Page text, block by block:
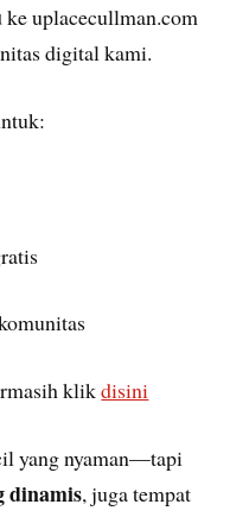
ke uplacecullman.com
digital kami.
klikdisini
yang nyaman—tapi
dinamis, juga tempat